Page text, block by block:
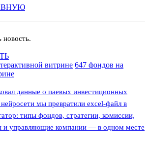
новость.
647 фондов на
данные о паевых инвестиционных
мы превратили excel-файл в
типы фондов, стратегии, комиссии,
и управляющие компании — в одном месте